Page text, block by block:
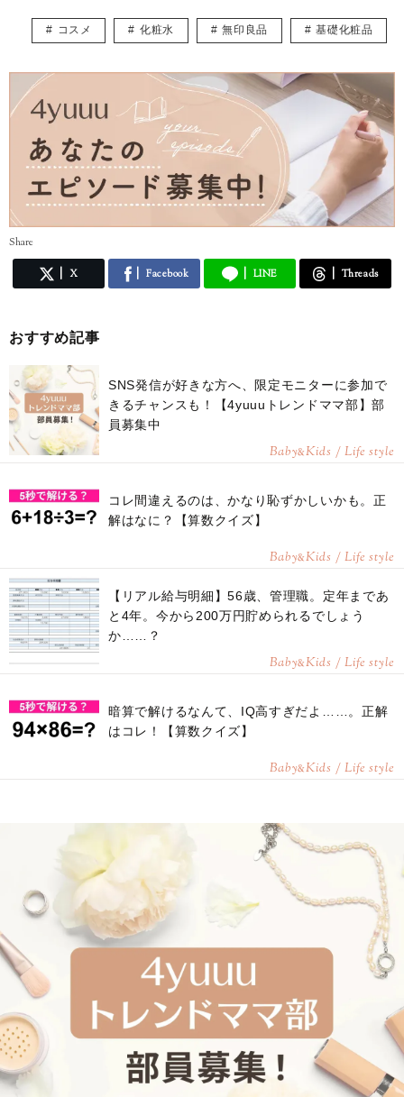
◆instagram
◆youtube
https://www.youtube.com/channel/UC9G2y_Eb8wiBbHSRoebpuBA/f
eatured
コスメ 化粧水 無印良品 基礎化粧品
Share
X Facebook LINE Threads
おすすめ記事
SNS発信が好きな方へ、限定モニターに参加で
きるチャンスも！【4yuuuトレンドママ部】部
員募集中
Baby&Kids / Life style
コレ間違えるのは、かなり恥ずかしいかも。正
解はなに？【算数クイズ】
Baby&Kids / Life style
【リアル給与明細】56歳、管理職。定年まであ
と4年。今から200万円貯められるでしょう
か……？
Baby&Kids / Life style
暗算で解けるなんて、IQ高すぎだよ……。正解
はコレ！【算数クイズ】
Baby&Kids / Life style